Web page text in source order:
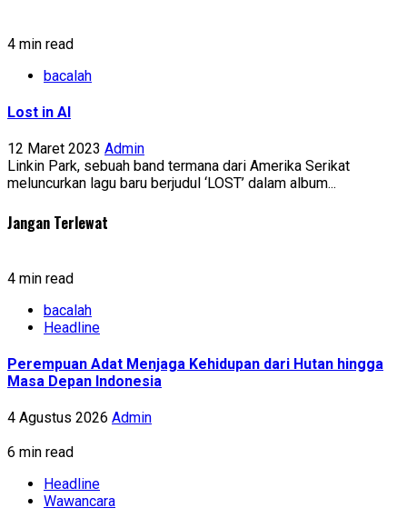
4 min read
bacalah
Lost in AI
12 Maret 2023 Admin
Linkin Park, sebuah band termana dari Amerika Serikat
meluncurkan lagu baru berjudul ‘LOST’ dalam album...
Jangan Terlewat
4 min read
bacalah
Headline
Perempuan Adat Menjaga Kehidupan dari Hutan hingga
Masa Depan Indonesia
4 Agustus 2026 Admin
6 min read
Headline
Wawancara